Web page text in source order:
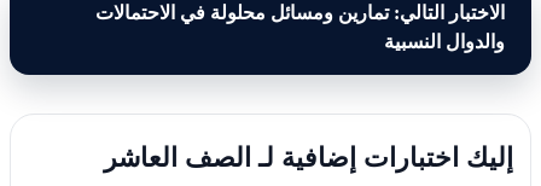
الاختبار التالي: تمارين ومسائل محلولة في الاحتمالات
والدوال النسبية
إليك اختبارات إضافية لـ الصف العاشر